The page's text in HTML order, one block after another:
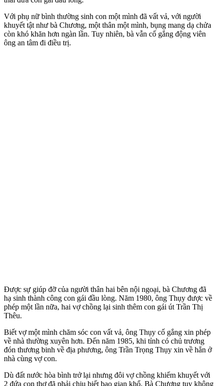
Với phụ nữ bình thường sinh con một mình đã vất vả, với người
khuyết tật như bà Chương, một thân một mình, bụng mang dạ chửa
còn khó khăn hơn ngàn lần. Tuy nhiên, bà vẫn cố gắng động viên
ông an tâm đi điều trị.
Được sự giúp đỡ của người thân hai bên nội ngoại, bà Chương đã
hạ sinh thành công con gái đầu lòng. Năm 1980, ông Thụy được về
phép một lần nữa, hai vợ chồng lại sinh thêm con gái út Trần Thị
Thêu.
Biết vợ một mình chăm sóc con vất vả, ông Thụy cố gắng xin phép
về nhà thường xuyên hơn. Đến năm 1985, khi tỉnh có chủ trương
đón thương binh về địa phương, ông Trần Trọng Thụy xin về hẳn ở
nhà cùng vợ con.
Dù đất nước hòa bình trở lại nhưng đôi vợ chồng khiếm khuyết với
2 đứa con thơ đã phải chịu biết bao gian khổ. Bà Chương tuy không